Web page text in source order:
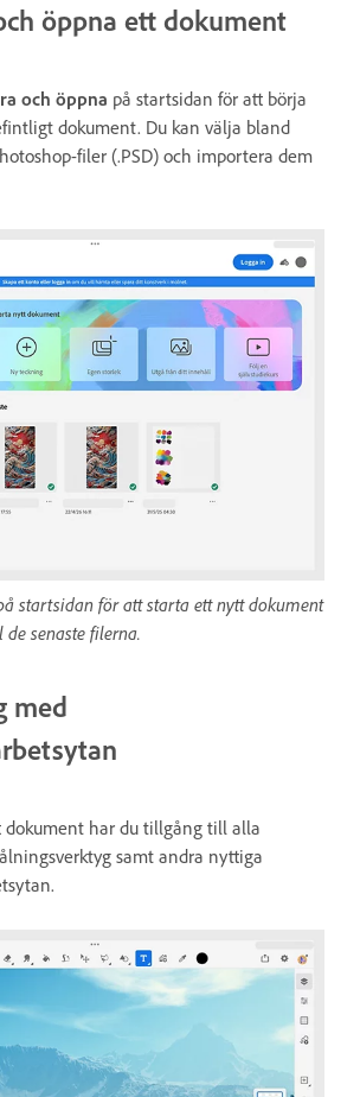
öppna ett dokument
och öppna på startsidan för att börja
dokument. Du kan välja bland
filer (.PSD) och importera dem
startsidan för att starta ett nytt dokument
senaste filerna.
med
dokument har du tillgång till alla
samt andra nyttiga